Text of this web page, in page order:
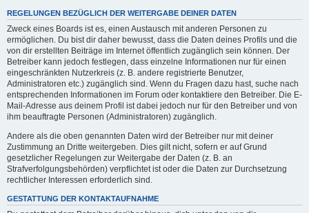
REGELUNGEN BEZÜGLICH DER WEITERGABE DEINER DATEN
Zweck eines Boards ist es, einen Austausch mit anderen Personen zu
ermöglichen. Du bist dir daher bewusst, dass die Daten deines Profils und die
von dir erstellten Beiträge im Internet öffentlich zugänglich sein können. Der
Betreiber kann jedoch festlegen, dass einzelne Informationen nur für einen
eingeschränkten Nutzerkreis (z. B. andere registrierte Benutzer,
Administratoren etc.) zugänglich sind. Wenn du Fragen dazu hast, suche nach
entsprechenden Informationen im Forum oder kontaktiere den Betreiber. Die E-
Mail-Adresse aus deinem Profil ist dabei jedoch nur für den Betreiber und von
ihm beauftragte Personen (Administratoren) zugänglich.
Andere als die oben genannten Daten wird der Betreiber nur mit deiner
Zustimmung an Dritte weitergeben. Dies gilt nicht, sofern er auf Grund
gesetzlicher Regelungen zur Weitergabe der Daten (z. B. an
Strafverfolgungsbehörden) verpflichtet ist oder die Daten zur Durchsetzung
rechtlicher Interessen erforderlich sind.
GESTATTUNG DER KONTAKTAUFNAHME